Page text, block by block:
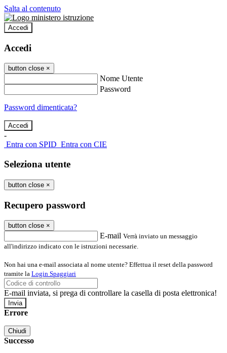
Salta al contenuto
Accedi
Accedi
button close ×
Nome Utente
Password
Password dimenticata?
-
Entra con SPID Entra con CIE
Seleziona utente
button close ×
Recupero password
button close ×
E-mail Verrà inviato un messaggio
all'indirizzo indicato con le istruzioni necessarie.
Non hai una e-mail associata al nome utente? Effettua il reset della password
tramite la Login Spaggiari
E-mail inviata, si prega di controllare la casella di posta elettronica!
Errore
Chiudi
Successo